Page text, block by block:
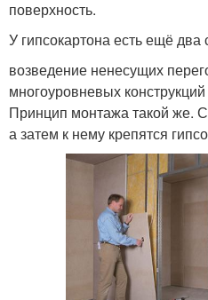
поверхность.
У гипсокартона есть ещё
возведение ненесущих
многоуровневых
Принцип монтажа такой же.
а затем к нему крепятся